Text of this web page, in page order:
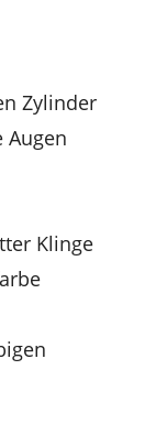
Zylinder
Augen
Klinge